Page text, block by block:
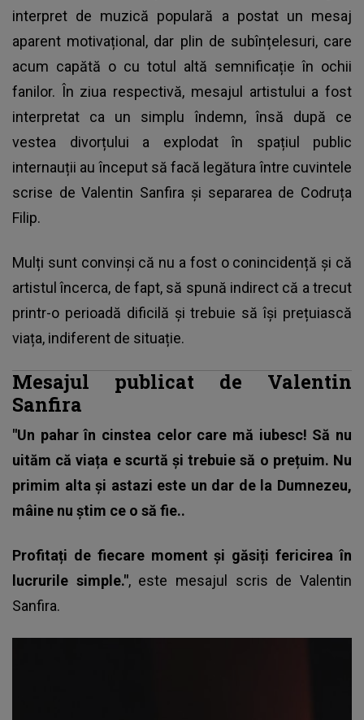
interpret de muzică populară a postat un mesaj
aparent motivațional, dar plin de subînțelesuri, care
acum capătă o cu totul altă semnificație în ochii
fanilor. În ziua respectivă, mesajul artistului a fost
interpretat ca un simplu îndemn, însă după ce
vestea divorțului a explodat în spațiul public
internauții au început să facă legătura între cuvintele
scrise de Valentin Sanfira și separarea de Codruța
Filip.
Mulți sunt convinși că nu a fost o conincidență și că
artistul încerca, de fapt, să spună indirect că a trecut
printr-o perioadă dificilă și trebuie să își prețuiască
viața, indiferent de situație.
Mesajul publicat de Valentin
Sanfira
"Un pahar în cinstea celor care mă iubesc! Să nu
uităm că viața e scurtă și trebuie să o prețuim. Nu
primim alta și astazi este un dar de la Dumnezeu,
mâine nu știm ce o să fie..
Profitați de fiecare moment și găsiți fericirea în
lucrurile simple.", este mesajul scris deValentin
Sanfira.